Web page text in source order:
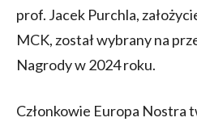
prof. Jacek Purchla,
MCK, został wybrany na
Nagrody w 2024 roku.
Członkowie Europa Nostra